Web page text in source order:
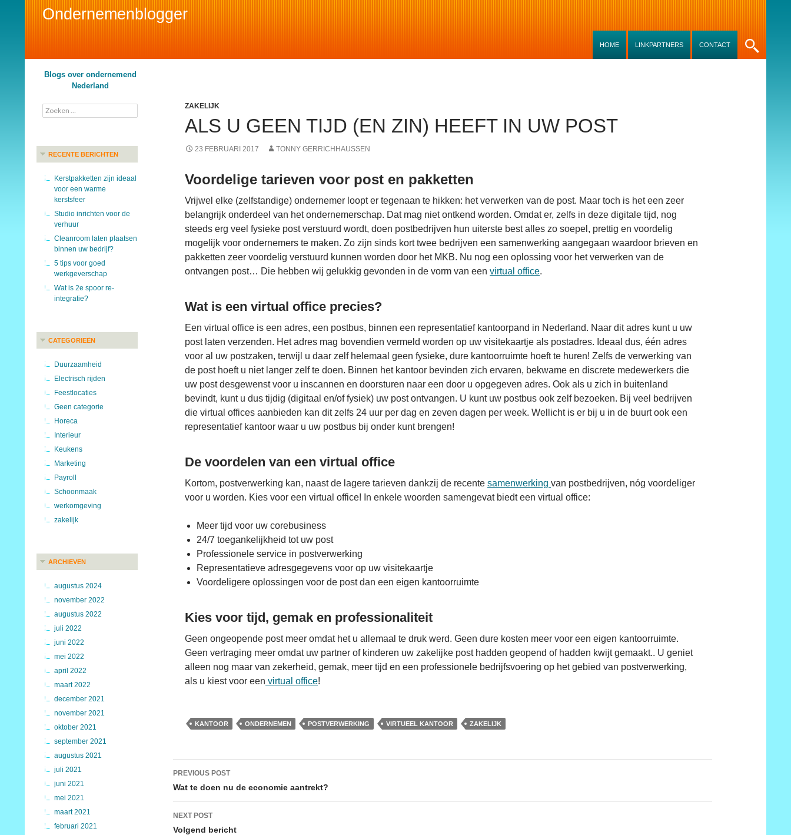
Ondernemenblogger
HOME LINKPARTNERS CONTACT
ZAKELIJK
ALS U GEEN TIJD (EN ZIN) HEEFT IN UW POST
23 FEBRUARI 2017 TONNY GERRICHHAUSSEN
Voordelige tarieven voor post en pakketten
Vrijwel elke (zelfstandige) ondernemer loopt er tegenaan te hikken: het verwerken van de post. Maar toch is het een zeer
belangrijk onderdeel van het ondernemerschap. Dat mag niet ontkend worden. Omdat er, zelfs in deze digitale tijd, nog
steeds erg veel fysieke post verstuurd wordt, doen postbedrijven hun uiterste best alles zo soepel, prettig en voordelig
mogelijk voor ondernemers te maken. Zo zijn sinds kort twee bedrijven een samenwerking aangegaan waardoor brieven en
pakketten zeer voordelig verstuurd kunnen worden door het MKB. Nu nog een oplossing voor het verwerken van de
ontvangen post… Die hebben wij gelukkig gevonden in de vorm van een virtual office.
Wat is een virtual office precies?
Een virtual office is een adres, een postbus, binnen een representatief kantoorpand in Nederland. Naar dit adres kunt u uw
post laten verzenden. Het adres mag bovendien vermeld worden op uw visitekaartje als postadres. Ideaal dus, één adres
voor al uw postzaken, terwijl u daar zelf helemaal geen fysieke, dure kantoorruimte hoeft te huren! Zelfs de verwerking van
de post hoeft u niet langer zelf te doen. Binnen het kantoor bevinden zich ervaren, bekwame en discrete medewerkers die
uw post desgewenst voor u inscannen en doorsturen naar een door u opgegeven adres. Ook als u zich in buitenland
bevindt, kunt u dus tijdig (digitaal en/of fysiek) uw post ontvangen. U kunt uw postbus ook zelf bezoeken. Bij veel bedrijven
die virtual offices aanbieden kan dit zelfs 24 uur per dag en zeven dagen per week. Wellicht is er bij u in de buurt ook een
representatief kantoor waar u uw postbus bij onder kunt brengen!
De voordelen van een virtual office
Kortom, postverwerking kan, naast de lagere tarieven dankzij de recente samenwerking van postbedrijven, nóg voordeliger
voor u worden. Kies voor een virtual office! In enkele woorden samengevat biedt een virtual office:
Meer tijd voor uw corebusiness
24/7 toegankelijkheid tot uw post
Professionele service in postverwerking
Representatieve adresgegevens voor op uw visitekaartje
Voordeligere oplossingen voor de post dan een eigen kantoorruimte
Kies voor tijd, gemak en professionaliteit
Geen ongeopende post meer omdat het u allemaal te druk werd. Geen dure kosten meer voor een eigen kantoorruimte.
Geen vertraging meer omdat uw partner of kinderen uw zakelijke post hadden geopend of hadden kwijt gemaakt.. U geniet
alleen nog maar van zekerheid, gemak, meer tijd en een professionele bedrijfsvoering op het gebied van postverwerking,
als u kiest voor een virtual office!
KANTOOR ONDERNEMEN POSTVERWERKING VIRTUEEL KANTOOR ZAKELIJK
Post
navigation
PREVIOUS POST
Wat te doen nu de economie aantrekt?
NEXT POST
Volgend bericht
Blogs over ondernemend
Nederland
Zoeken
naar:
RECENTE BERICHTEN
Kerstpakketten zijn ideaal
voor een warme
kerstsfeer
Studio inrichten voor de
verhuur
Cleanroom laten plaatsen
binnen uw bedrijf?
5 tips voor goed
werkgeverschap
Wat is 2e spoor re-
integratie?
CATEGORIEËN
Duurzaamheid
Electrisch rijden
Feestlocaties
Geen categorie
Horeca
Interieur
Keukens
Marketing
Payroll
Schoonmaak
werkomgeving
zakelijk
ARCHIEVEN
augustus 2024
november 2022
augustus 2022
juli 2022
juni 2022
mei 2022
april 2022
maart 2022
december 2021
november 2021
oktober 2021
september 2021
augustus 2021
juli 2021
juni 2021
mei 2021
maart 2021
februari 2021